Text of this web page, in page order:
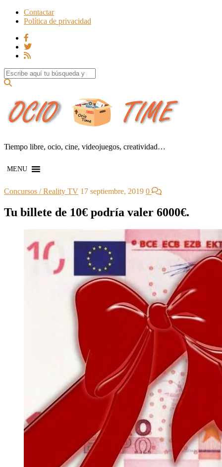
Contactar
Política de privacidad
Search for:
Tiempo libre, ocio, cine, videojuegos, creatividad…
MENU
Concursos / Reality TV 17 septiembre, 2019 0
Tu billete de 10€ podría valer 6000€.